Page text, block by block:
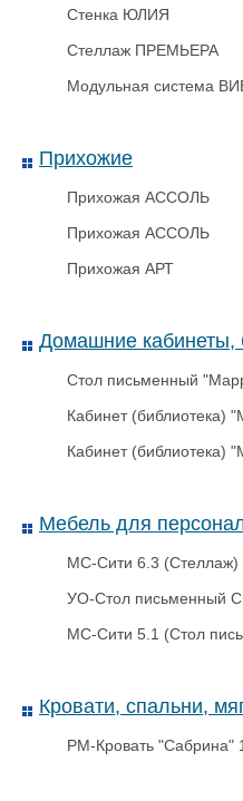
Почтовый
Призма
Стенка ЮЛИЯ
Стеллаж ПРЕМЬЕРА
Модульная система
Прихожие
Прихожая АССОЛЬ
Прихожая АССОЛЬ
Прихожая АРТ
Домашние кабинеты,
Стол письменный
Кабинет (библиотека)
Кабинет (библиотека)
Мебель для
МС-Сити 6.3 (Стеллаж)
УО-Стол письменный
МС-Сити 5.1 (Стол
Кровати, спальни,
РМ-Кровать "Сабрина"